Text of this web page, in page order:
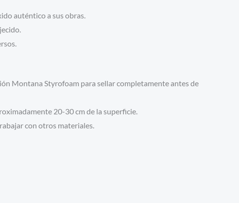
auténtico a sus obras.
Montana Styrofoam para sellar completamente antes de
20-30 cm de la superficie.
con otros materiales.